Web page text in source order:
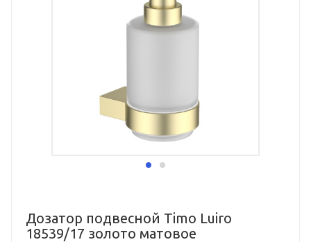
Дозатор подвесной Timo Luiro
18539/17 золото матовое